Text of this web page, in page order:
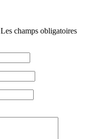
Les champs obligatoires